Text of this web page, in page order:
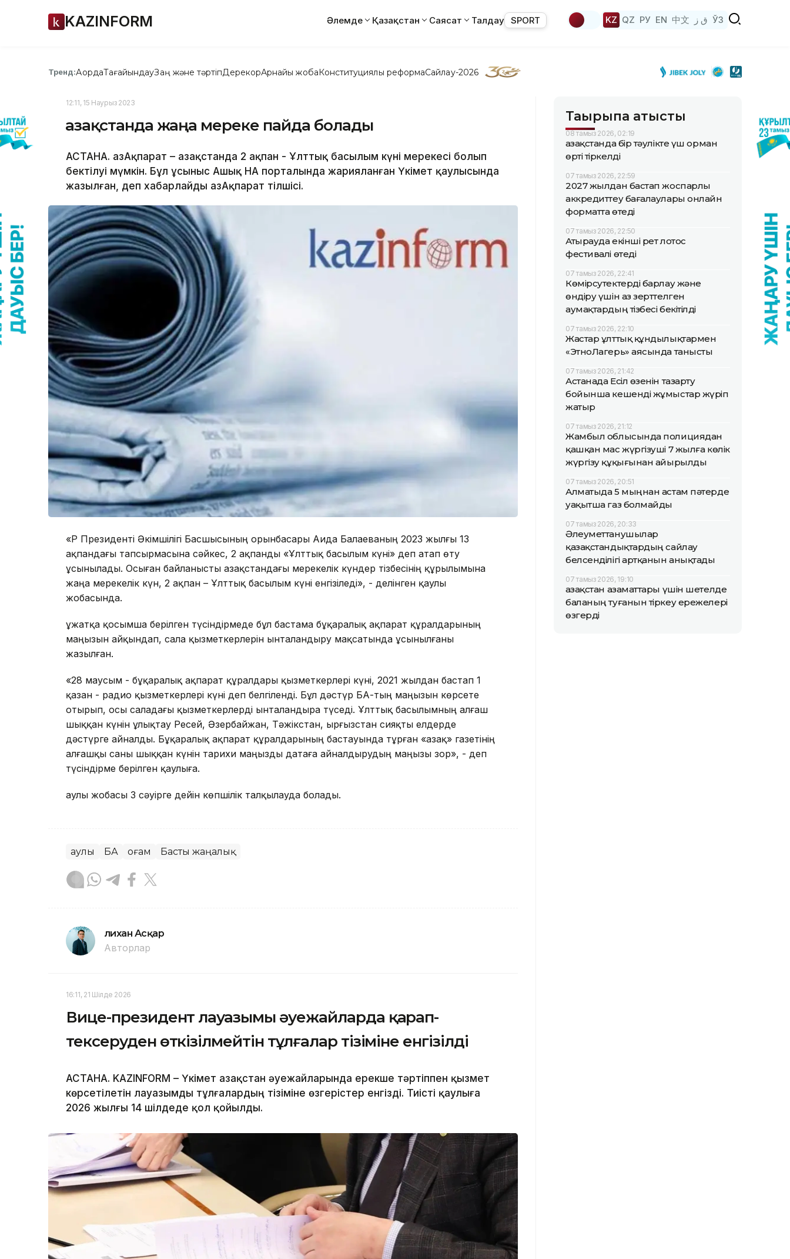
KAZINFORM Әлемде Қазақстан Саясат Талдау SPORT KZ QZ РУ EN 中文 ق ز ЎЗ
Тренд:АқордаТағайындауЗаң және тәртіпДерекқорАрнайы жобаКонституциялық реформаСайлау-2026
12:11, 15 Наурыз 2023
Қазақстанда жаңа мереке пайда болады
АСТАНА. ҚазАқпарат – Қазақстанда 2 ақпан - Ұлттық басылым күні мерекесі болып
бектілуі мүмкін. Бұл ұсыныс Ашық НҚА порталында жарияланған Үкімет қаулысында
жазылған, деп хабарлайды ҚазАқпарат тілшісі.
«ҚР Президенті Әкімшілігі Басшысының орынбасары Аида Балаеваның 2023 жылғы 13
ақпандағы тапсырмасына сәйкес, 2 ақпанды «Ұлттық басылым күні» деп атап өту
ұсынылады. Осыған байланысты Қазақстандағы мерекелік күндер тізбесінің құрылымына
жаңа мерекелік күн, 2 ақпан – Ұлттық басылым күні енгізіледі», - делінген қаулы
жобасында.
Құжатқа қосымша берілген түсіндірмеде бұл бастама бұқаралық ақпарат құралдарының
маңызын айқындап, сала қызметкерлерін ынталандыру мақсатында ұсынылғаны
жазылған.
«28 маусым - бұқаралық ақпарат құралдары қызметкерлері күні, 2021 жылдан бастап 1
қазан - радио қызметкерлері күні деп белгіленді. Бұл дәстүр БАҚ-тың маңызын көрсете
отырып, осы саладағы қызметкерлерді ынталандыра түседі. Ұлттық басылымның алғаш
шыққан күнін ұлықтау Ресей, Әзербайжан, Тәжікстан, Қырғызстан сияқты елдерде
дәстүрге айналды. Бұқаралық ақпарат құралдарының бастауында тұрған «Қазақ» газетінің
алғашқы саны шыққан күнін тарихи маңызды датаға айналдырудың маңызы зор», - деп
түсіндірме берілген қаулыға.
Қаулы жобасы 3 сәуірге дейін көпшілік талқылауда болады.
Қаулы БАҚ Қоғам Басты жаңалық
Әлихан Асқар
Авторлар
16:11, 21 Шілде 2026
Вице-президент лауазымы әуежайларда қарап-
тексеруден өткізілмейтін тұлғалар тізіміне енгізілді
АСТАНА. KAZINFORM – Үкімет Қазақстан әуежайларында ерекше тәртіппен қызмет
көрсетілетін лауазымды тұлғалардың тізіміне өзгерістер енгізді. Тиісті қаулыға
2026 жылғы 14 шілдеде қол қойылды.
Тақырыпқа қатысты
08 тамыз 2026, 02:19
Қазақстанда бір тәулікте үш орман
өрті тіркелді
07 тамыз 2026, 22:59
2027 жылдан бастап жоспарлы
аккредиттеу бағалаулары онлайн
форматта өтеді
07 тамыз 2026, 22:50
Атырауда екінші рет лотос
фестивалі өтеді
07 тамыз 2026, 22:41
Көмірсутектерді барлау және
өндіру үшін аз зерттелген
аумақтардың тізбесі бекітілді
07 тамыз 2026, 22:10
Жастар ұлттық құндылықтармен
«ЭтноЛагерь» аясында танысты
07 тамыз 2026, 21:42
Астанада Есіл өзенін тазарту
бойынша кешенді жұмыстар жүріп
жатыр
07 тамыз 2026, 21:12
Жамбыл облысында полициядан
қашқан мас жүргізуші 7 жылға көлік
жүргізу құқығынан айырылды
07 тамыз 2026, 20:51
Алматыда 5 мыңнан астам пәтерде
уақытша газ болмайды
07 тамыз 2026, 20:33
Әлеуметтанушылар
қазақстандықтардың сайлау
белсенділігі артқанын анықтады
07 тамыз 2026, 19:10
Қазақстан азаматтары үшін шетелде
баланың туғанын тіркеу ережелері
өзгерді